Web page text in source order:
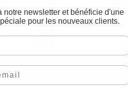
Modèle
notre newsletter et bénéficie d'une
pour les nouveaux clients.